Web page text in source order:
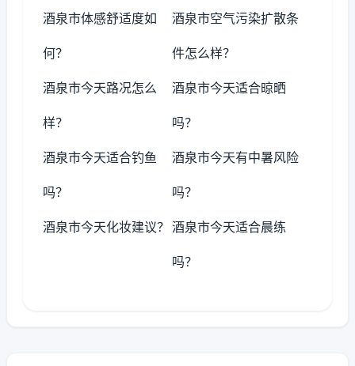
酒泉市体感舒适度如
何？
酒泉市空气污染扩散条
件怎么样？
酒泉市今天路况怎么
样？
酒泉市今天适合晾晒
吗？
酒泉市今天适合钓鱼
吗？
酒泉市今天有中暑风险
吗？
酒泉市今天化妆建议？ 酒泉市今天适合晨练
吗？